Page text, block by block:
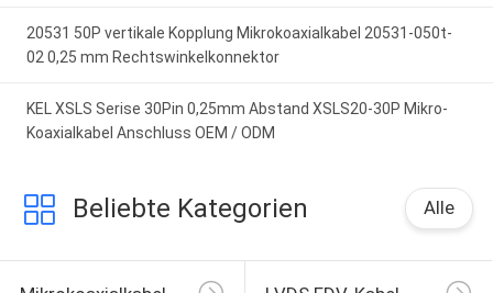
20531 50P vertikale Kopplung Mikrokoaxialkabel 20531-050t-
02 0,25 mm Rechtswinkelkonnektor
KEL XSLS Serise 30Pin 0,25mm Abstand XSLS20-30P Mikro-
Koaxialkabel Anschluss OEM / ODM
Beliebte Kategorien Alle